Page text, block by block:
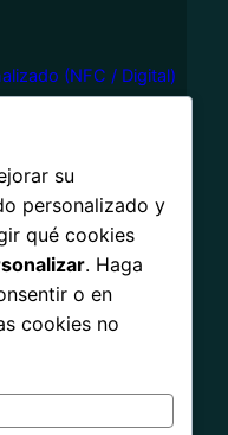
(NFC /
su
personalizado y
qué cookies
. Haga
o en
cookies no